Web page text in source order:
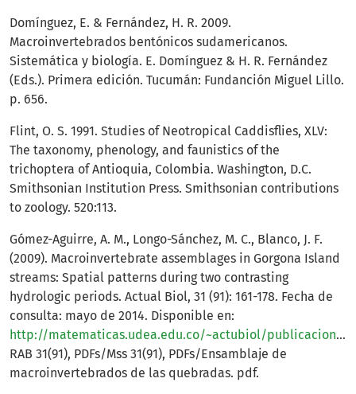
Domínguez, E. & Fernández, H. R. 2009.
Macroinvertebrados bentónicos sudamericanos.
Sistemática y biología. E. Domínguez & H. R. Fernández
(Eds.). Primera edición. Tucumán: Fundanción Miguel Lillo.
p. 656.
Flint, O. S. 1991. Studies of Neotropical Caddisflies, XLV:
The taxonomy, phenology, and faunistics of the
trichoptera of Antioquia, Colombia. Washington, D.C.
Smithsonian Institution Press. Smithsonian contributions
to zoology. 520:113.
Gómez-Aguirre, A. M., Longo-Sánchez, M. C., Blanco, J. F.
(2009). Macroinvertebrate assemblages in Gorgona Island
streams: Spatial patterns during two contrasting
hydrologic periods. Actual Biol, 31 (91): 161-178. Fecha de
consulta: mayo de 2014. Disponible en:
http://matematicas.udea.edu.co/~actubiol/publicaciones_pdf/2009/2
RAB 31(91), PDFs/Mss 31(91), PDFs/Ensamblaje de
macroinvertebrados de las quebradas. pdf.